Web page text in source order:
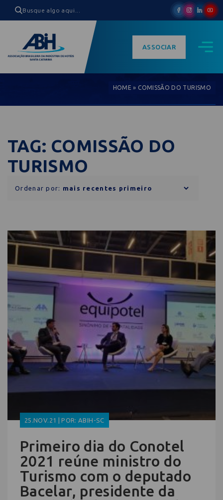
ASSOCIAR
HOME » COMISSÃO DO TURISMO
TAG: COMISSÃO DO
TURISMO
Ordenar por:
25.NOV.21 | POR: ABIH-SC
Primeiro dia do Conotel
2021 reúne ministro do
Turismo com o deputado
Bacelar, presidente da